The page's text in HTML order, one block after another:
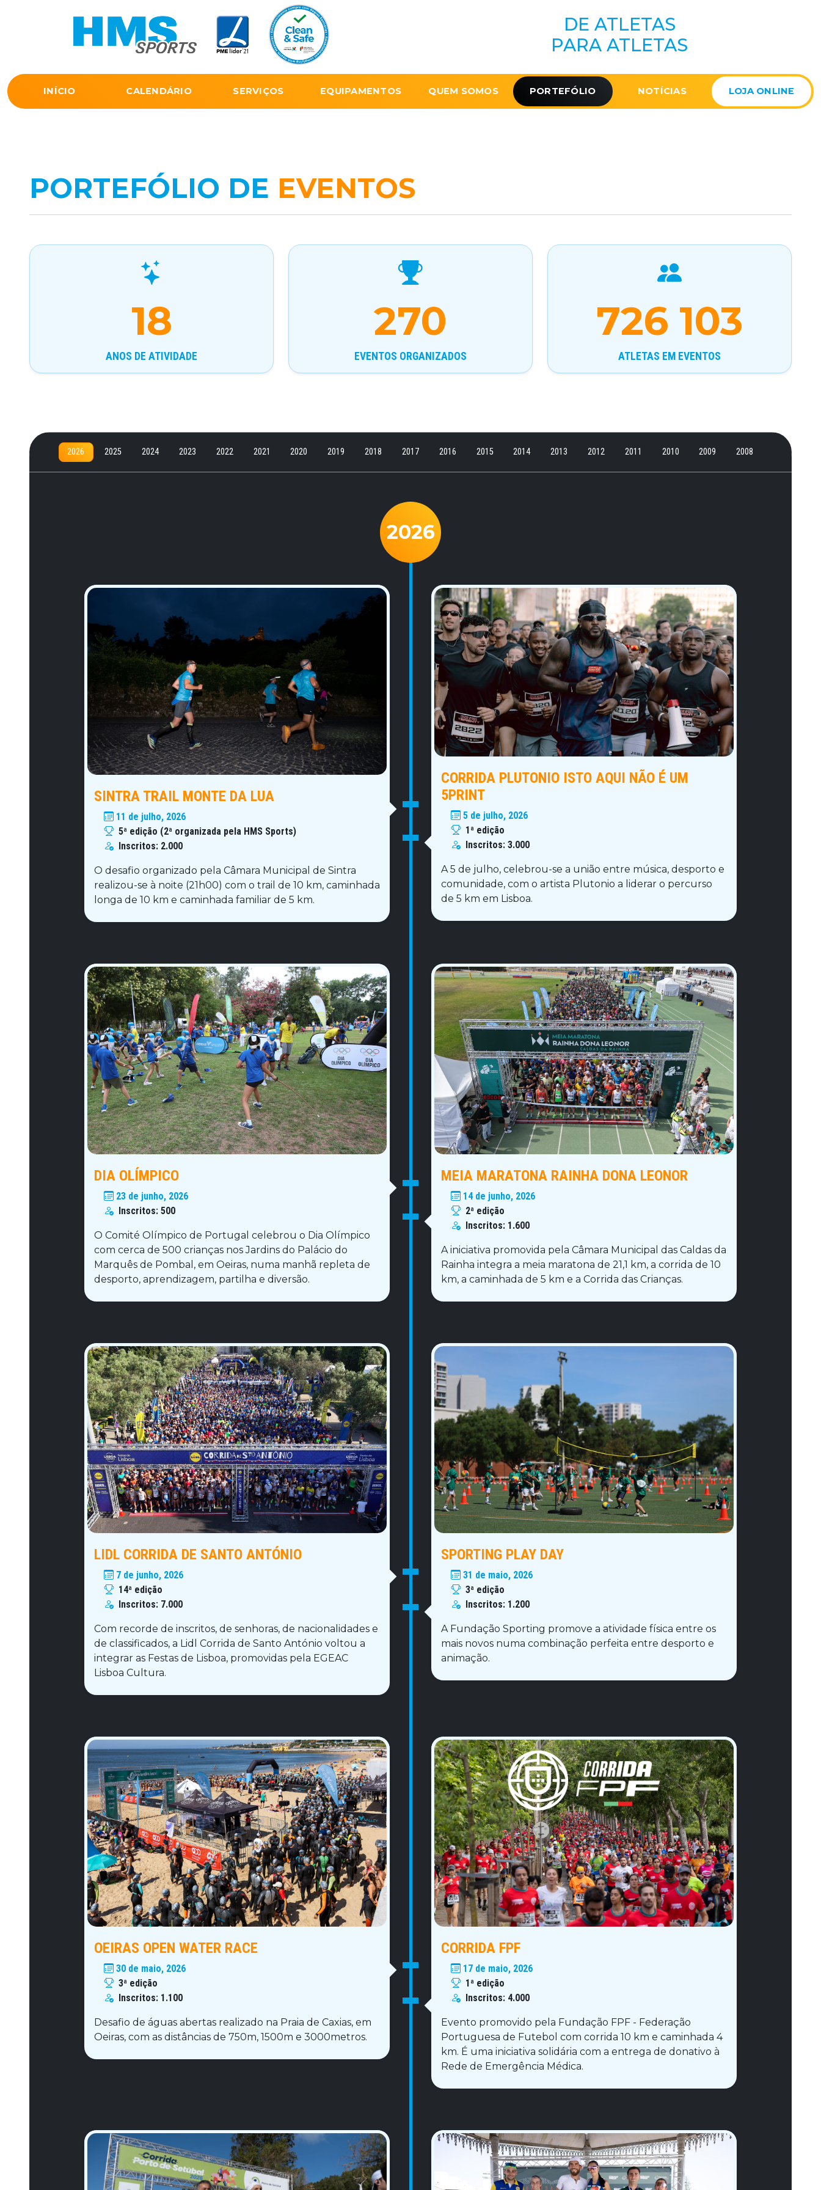
DE ATLETAS
PARA ATLETAS
INÍCIO CALENDÁRIO SERVIÇOS EQUIPAMENTOS QUEM SOMOS PORTEFÓLIO NOTÍCIAS LOJA ONLINE
PORTEFÓLIO DE EVENTOS
18
ANOS DE ATIVIDADE
270
EVENTOS ORGANIZADOS
726 103
ATLETAS EM EVENTOS
2026 2025 2024 2023 2022 2021 2020 2019 2018 2017 2016 2015 2014 2013 2012 2011 2010 2009 2008
2026
SINTRA TRAIL MONTE DA LUA
11 de julho, 2026
5ª edição (2ª organizada pela HMS Sports)
Inscritos: 2.000
O desafio organizado pela Câmara Municipal de Sintra
realizou-se à noite (21h00) com o trail de 10 km, caminhada
longa de 10 km e caminhada familiar de 5 km.
CORRIDA PLUTONIO ISTO AQUI NÃO É UM
5PRINT
5 de julho, 2026
1ª edição
Inscritos: 3.000
A 5 de julho, celebrou-se a união entre música, desporto e
comunidade, com o artista Plutonio a liderar o percurso
de 5 km em Lisboa.
DIA OLÍMPICO
23 de junho, 2026
Inscritos: 500
O Comité Olímpico de Portugal celebrou o Dia Olímpico
com cerca de 500 crianças nos Jardins do Palácio do
Marquês de Pombal, em Oeiras, numa manhã repleta de
desporto, aprendizagem, partilha e diversão.
MEIA MARATONA RAINHA DONA LEONOR
14 de junho, 2026
2ª edição
Inscritos: 1.600
A iniciativa promovida pela Câmara Municipal das Caldas da
Rainha integra a meia maratona de 21,1 km, a corrida de 10
km, a caminhada de 5 km e a Corrida das Crianças.
LIDL CORRIDA DE SANTO ANTÓNIO
7 de junho, 2026
14ª edição
Inscritos: 7.000
Com recorde de inscritos, de senhoras, de nacionalidades e
de classificados, a Lidl Corrida de Santo António voltou a
integrar as Festas de Lisboa, promovidas pela EGEAC
Lisboa Cultura.
SPORTING PLAY DAY
31 de maio, 2026
3ª edição
Inscritos: 1.200
A Fundação Sporting promove a atividade física entre os
mais novos numa combinação perfeita entre desporto e
animação.
OEIRAS OPEN WATER RACE
30 de maio, 2026
3ª edição
Inscritos: 1.100
Desafio de águas abertas realizado na Praia de Caxias, em
Oeiras, com as distâncias de 750m, 1500m e 3000metros.
CORRIDA FPF
17 de maio, 2026
1ª edição
Inscritos: 4.000
Evento promovido pela Fundação FPF - Federação
Portuguesa de Futebol com corrida 10 km e caminhada 4
km. É uma iniciativa solidária com a entrega de donativo à
Rede de Emergência Médica.